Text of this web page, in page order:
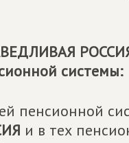
системы:
пенсионной
и в тех